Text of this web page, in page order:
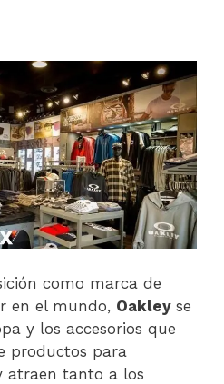
como marca de
en el mundo, Oakley se
y los accesorios que
productos para
atraen tanto a los